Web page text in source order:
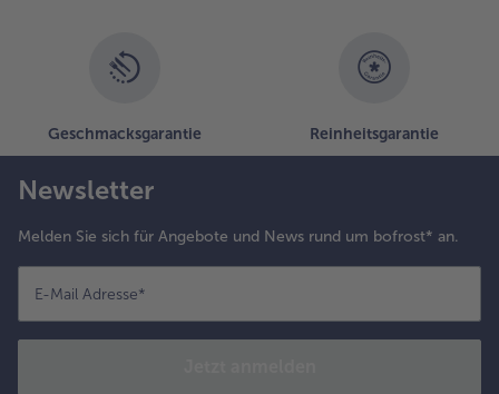
Geschmacksgarantie Reinheitsgarantie
Newsletter
Melden Sie sich für Angebote und News rund um bofrost* an.
E-Mail Adresse*